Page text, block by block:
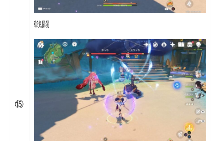
戦闘
⑮